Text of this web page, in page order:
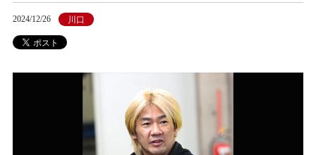
2024/12/26 川口